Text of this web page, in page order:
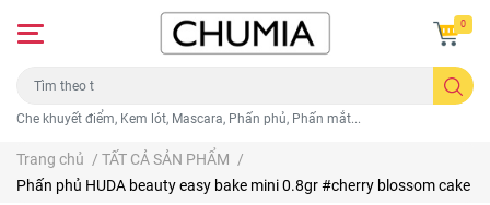
Che khuyết điểm, Kem lót, Mascara, Phấn phủ, Phấn mắt...
0
Trang chủ / TẤT CẢ SẢN PHẨM /
Phấn phủ HUDA beauty easy bake mini 0.8gr #cherry blossom cake